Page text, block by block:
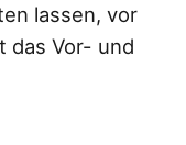
lassen, vor
das Vor- und